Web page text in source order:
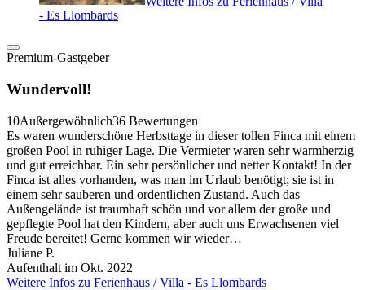
- Es Llombards
Premium-Gastgeber
Wundervoll!
10Außergewöhnlich36 Bewertungen
Es waren wunderschöne Herbsttage in dieser tollen Finca mit einem
großen Pool in ruhiger Lage. Die Vermieter waren sehr warmherzig
und gut erreichbar. Ein sehr persönlicher und netter Kontakt! In der
Finca ist alles vorhanden, was man im Urlaub benötigt; sie ist in
einem sehr sauberen und ordentlichen Zustand. Auch das
Außengelände ist traumhaft schön und vor allem der große und
gepflegte Pool hat den Kindern, aber auch uns Erwachsenen viel
Freude bereitet! Gerne kommen wir wieder…
Juliane P.
Aufenthalt im Okt. 2022
Weitere Infos zu Ferienhaus / Villa - Es Llombards